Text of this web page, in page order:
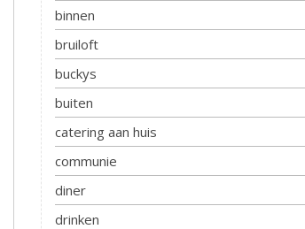
binnen
bruiloft
buckys
buiten
catering aan huis
communie
diner
drinken